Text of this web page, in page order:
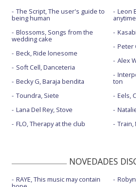
The Script, The user's guide to
being human
Blossoms, Songs from the
wedding cake
Beck, Ride lonesome
Soft Cell, Danceteria
Becky G, Baraja bendita
Toundra, Siete
Lana Del Rey, Stove
FLO, Therapy at the club
Leon
anytime
Peter
Alex
ton
Eels,
Train,
NOVEDADES
RAYE, This music may contain